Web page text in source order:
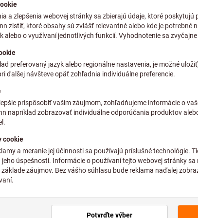
Individuálne ceny pre
Upozorňujeme, že
Pridať do zoznamu želaní